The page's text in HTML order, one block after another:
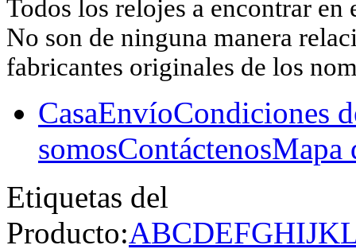
Todos los relojes a encontrar
No son de ninguna manera
fabricantes originales de los
CasaEnvíoCondiciones
somosContáctenosMapa
Etiquetas del
Producto:ABCDEFGHIJK